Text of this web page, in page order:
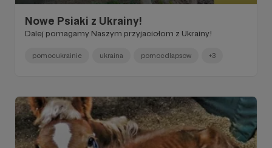
Nowe Psiaki z Ukrainy!
Dalej pomagamy Naszym przyjaciołom z Ukrainy!
pomocukrainie ukraina pomocdlapsow +3